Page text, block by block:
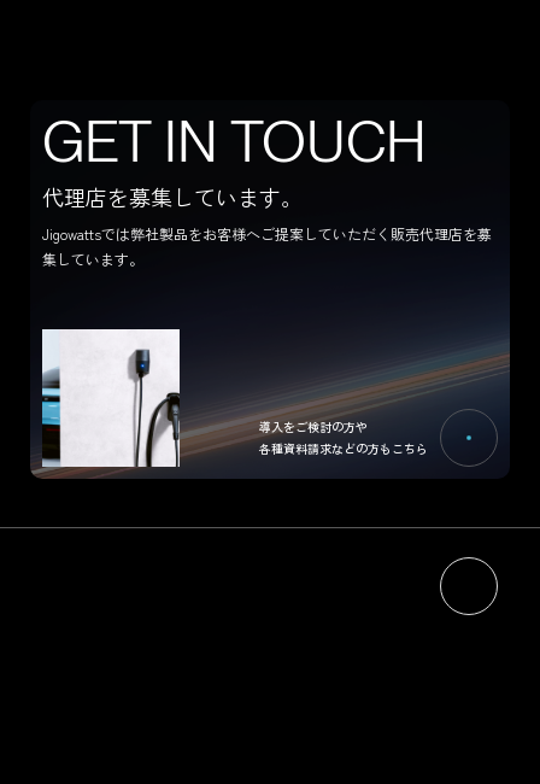
GET IN TOUCH
代理店を募集しています。
Jigowattsでは弊社製品をお客様へご提案していただく販売代理店を募
集しています。
導入をご検討の方や
各種資料請求などの方もこちら